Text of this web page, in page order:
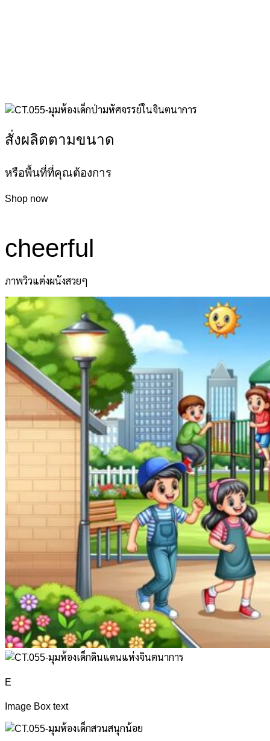
สั่งผลิตตามขนาด
หรือพื้นที่ที่คุณต้องการ
Shop now
cheerful
ภาพวิวแต่งผนังสวยๆ
E
Image Box text